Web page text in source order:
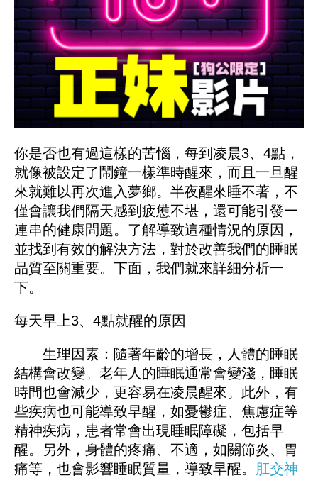
你是否也有過這樣的苦惱，每到凌晨3、4點，
就像被設定了鬧鐘一樣準時醒來，而且一旦醒
來就難以再次進入夢鄉。半夜醒來睡不著，不
僅會讓我們隔天感到疲憊不堪，還可能引發一
連串的健康問題。了解導致這種情況的原因，
並找到有效的解決方法，對於改善我們的睡眠
品質至關重要。下面，我們就來詳細分析一
下。
每天早上3、4點就醒的原因
生理因素：隨著年齡的增長，人體的睡眠
結構會改變。老年人的睡眠通常會變淺，睡眠
時間也會減少，更容易在凌晨醒來。此外，有
些疾病也可能導致早醒，如憂鬱症、焦慮症等
精神疾病，患者常會出現睡眠障礙，包括早
醒。另外，身體的疼痛、不適，如關節炎、胃
痛等，也會影響睡眠質量，導致早醒。 肛交神